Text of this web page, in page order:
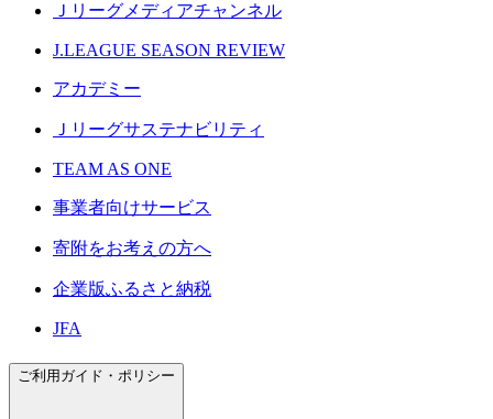
Ｊリーグメディアチャンネル
J.LEAGUE SEASON REVIEW
アカデミー
Ｊリーグサステナビリティ
TEAM AS ONE
事業者向けサービス
寄附をお考えの方へ
企業版ふるさと納税
JFA
ご利用ガイド・ポリシー